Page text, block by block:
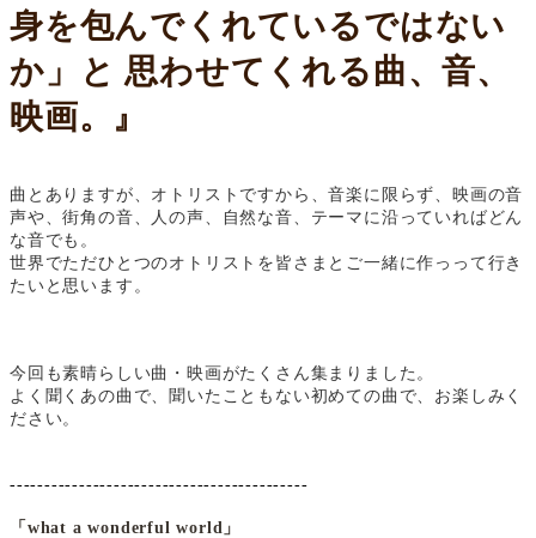
身を包んでくれているではない
か」と 思わせてくれる曲、音、
映画。 』
曲とありますが、オトリストですから、音楽に限らず、映画の音
声や、街角の音、人の声、自然な音、テーマに沿っていればどん
な音でも。
世界でただひとつのオトリストを皆さまとご一緒に作っって行き
たいと思います。
今回も素晴らしい曲・映画がたくさん集まりました。
よく聞くあの曲で、聞いたこともない初めての曲で、お楽しみく
ださい。
-------------------------------------------
「what a wonderful world」